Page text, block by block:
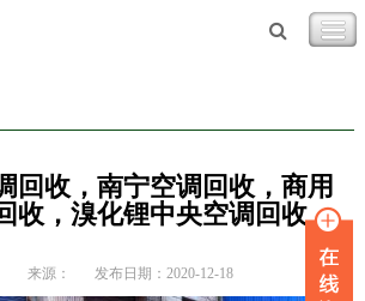
回收，南宁空调回收，商用
收，溴化锂中央空调回收
来源： 发布日期：2020-12-18